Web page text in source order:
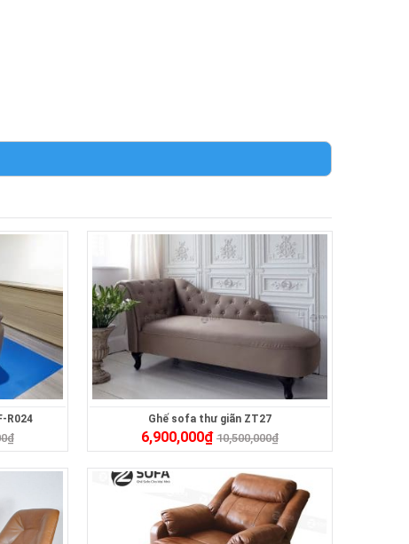
R024
₫
Ghế sofa thư giãn ZT27
6,900,000₫ 10,500,000₫